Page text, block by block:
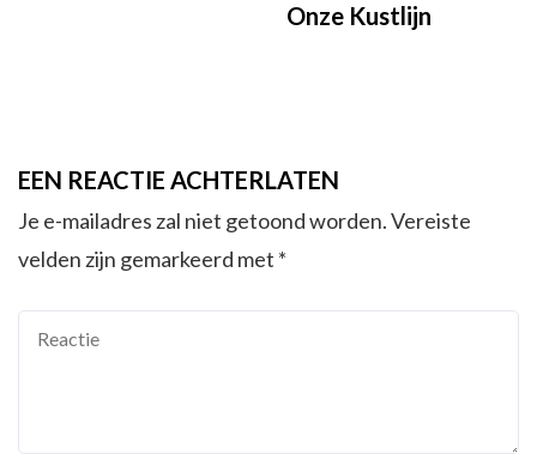
Onze Kustlijn
EEN REACTIE ACHTERLATEN
Je e-mailadres zal niet getoond worden.Vereiste
velden zijn gemarkeerd met *